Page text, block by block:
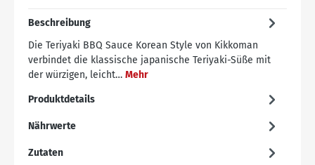
Beschreibung
Die Teriyaki BBQ Sauce Korean Style von Kikkoman
verbindet die klassische japanische Teriyaki-Süße mit
der würzigen, leicht… Mehr
Produktdetails
Nährwerte
Zutaten